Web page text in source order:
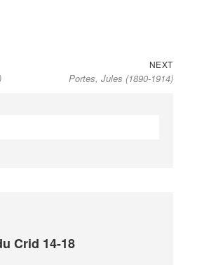
NEXTNext
post:
Portes, Jules (1890-1914)
Crid 14-18